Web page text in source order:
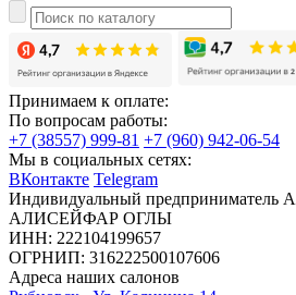
Принимаем к оплате:
По вопросам работы:
+7 (38557) 999-81 +7 (960) 942-06-54
Мы в социальных сетях:
ВКонтакте Telegram
Индивидуальный
АЛИСЕЙФАР ОГЛЫ
ИНН: 222104199657
ОГРНИП: 316222500107606
Адреса наших салонов